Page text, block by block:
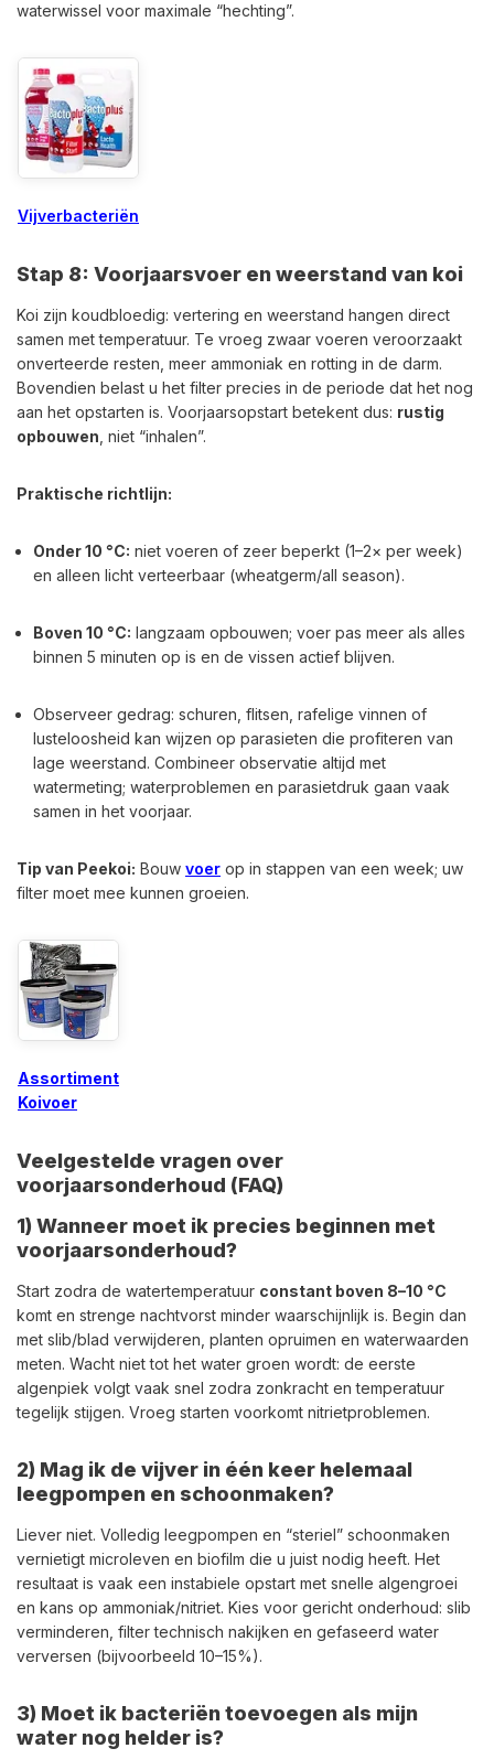
waterwissel voor maximale “hechting”.
Vijverbacteriën
Stap 8: Voorjaarsvoer en weerstand van koi
Koi zijn koudbloedig: vertering en weerstand hangen direct
samen met temperatuur. Te vroeg zwaar voeren veroorzaakt
onverteerde resten, meer ammoniak en rotting in de darm.
Bovendien belast u het filter precies in de periode dat het nog
aan het opstarten is. Voorjaarsopstart betekent dus: rustig
opbouwen , niet “inhalen”.
Praktische richtlijn:
Onder 10 °C: niet voeren of zeer beperkt (1–2× per week)
en alleen licht verteerbaar (wheatgerm/all season).
Boven 10 °C: langzaam opbouwen; voer pas meer als alles
binnen 5 minuten op is en de vissen actief blijven.
Observeer gedrag: schuren, flitsen, rafelige vinnen of
lusteloosheid kan wijzen op parasieten die profiteren van
lage weerstand. Combineer observatie altijd met
watermeting; waterproblemen en parasietdruk gaan vaak
samen in het voorjaar.
Tip van Peekoi: Bouw voer op in stappen van een week; uw
filter moet mee kunnen groeien.
Assortiment
Koivoer
Veelgestelde vragen over
voorjaarsonderhoud (FAQ)
1) Wanneer moet ik precies beginnen met
voorjaarsonderhoud?
Start zodra de watertemperatuur constant boven 8–10 °C
komt en strenge nachtvorst minder waarschijnlijk is. Begin dan
met slib/blad verwijderen, planten opruimen en waterwaarden
meten. Wacht niet tot het water groen wordt: de eerste
algenpiek volgt vaak snel zodra zonkracht en temperatuur
tegelijk stijgen. Vroeg starten voorkomt nitrietproblemen.
2) Mag ik de vijver in één keer helemaal
leegpompen en schoonmaken?
Liever niet. Volledig leegpompen en “steriel” schoonmaken
vernietigt microleven en biofilm die u juist nodig heeft. Het
resultaat is vaak een instabiele opstart met snelle algengroei
en kans op ammoniak/nitriet. Kies voor gericht onderhoud: slib
verminderen, filter technisch nakijken en gefaseerd water
verversen (bijvoorbeeld 10–15%).
3) Moet ik bacteriën toevoegen als mijn
water nog helder is?